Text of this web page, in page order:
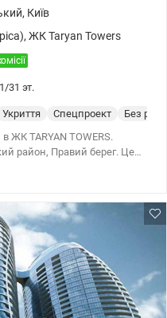
, Київ
, ЖК Taryan Towers
31 эт.
Укриття Спецпроект
Без
ЖК TARYAN TOWERS.
район, Правий берег. Це
площа квартири – 126,7 м2.
і світанки, види на
на Батьківщину-Мати - весь
концепціями: 1 – ресторан
терасою, 2 – парк на
зі штучним озером та з
кінотеатр та планетарій.